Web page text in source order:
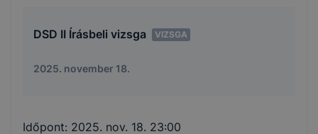
DSD II Írásbeli vizsga VIZSGA
2025. november 18.
Időpont: 2025. nov. 18. 23:00